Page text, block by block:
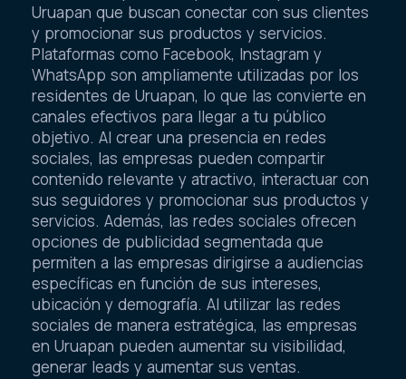
Uruapan que buscan conectar con sus clientes
y promocionar sus productos y servicios.
Plataformas como Facebook, Instagram y
WhatsApp son ampliamente utilizadas por los
residentes de Uruapan, lo que las convierte en
canales efectivos para llegar a tu público
objetivo. Al crear una presencia en redes
sociales, las empresas pueden compartir
contenido relevante y atractivo, interactuar con
sus seguidores y promocionar sus productos y
servicios. Además, las redes sociales ofrecen
opciones de publicidad segmentada que
permiten a las empresas dirigirse a audiencias
específicas en función de sus intereses,
ubicación y demografía. Al utilizar las redes
sociales de manera estratégica, las empresas
en Uruapan pueden aumentar su visibilidad,
generar leads y aumentar sus ventas.